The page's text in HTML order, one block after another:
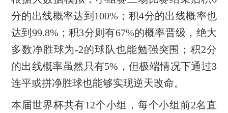
分的出线概率达到100%；积4分的出线概率也
达到99.8%；积3分则有67%的概率晋级，绝大
多数净胜球为-2的球队也能勉强突围；积2分
的出线概率虽然只有5%，但极端情况下通过3
连平或拼净胜球也能够实现逆天改命。
本届世界杯共有12个小组，每个小组前2名直